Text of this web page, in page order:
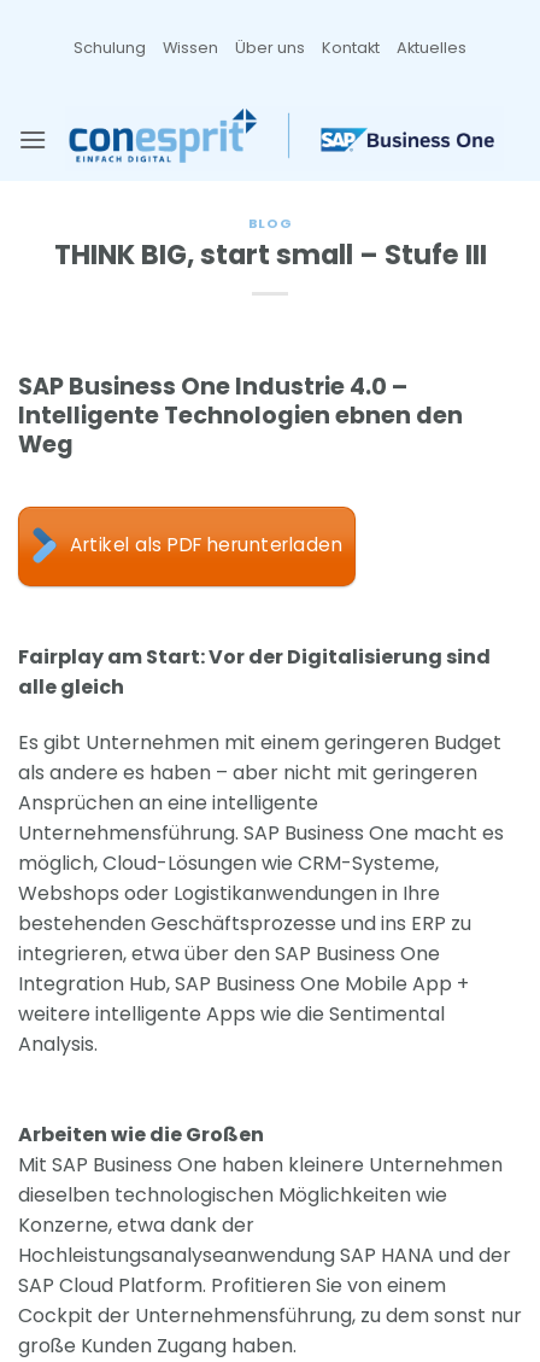
Schulung Wissen Über uns Kontakt Aktuelles
BLOG
THINK BIG, start small – Stufe III
SAP Business One Industrie 4.0 –
Intelligente Technologien ebnen den
Weg
Artikel als PDF herunterladen
Fairplay am Start: Vor der Digitalisierung sind
alle gleich
Es gibt Unternehmen mit einem geringeren Budget
als andere es haben – aber nicht mit geringeren
Ansprüchen an eine intelligente
Unternehmensführung. SAP Business One macht es
möglich, Cloud-Lösungen wie CRM-Systeme,
Webshops oder Logistikanwendungen in Ihre
bestehenden Geschäftsprozesse und ins ERP zu
integrieren, etwa über den SAP Business One
Integration Hub, SAP Business One Mobile App +
weitere intelligente Apps wie die Sentimental
Analysis.
Arbeiten wie die Großen
Mit SAP Business One haben kleinere Unternehmen
dieselben technologischen Möglichkeiten wie
Konzerne, etwa dank der
Hochleistungsanalyseanwendung SAP HANA und der
SAP Cloud Platform. Profitieren Sie von einem
Cockpit der Unternehmensführung, zu dem sonst nur
große Kunden Zugang haben.